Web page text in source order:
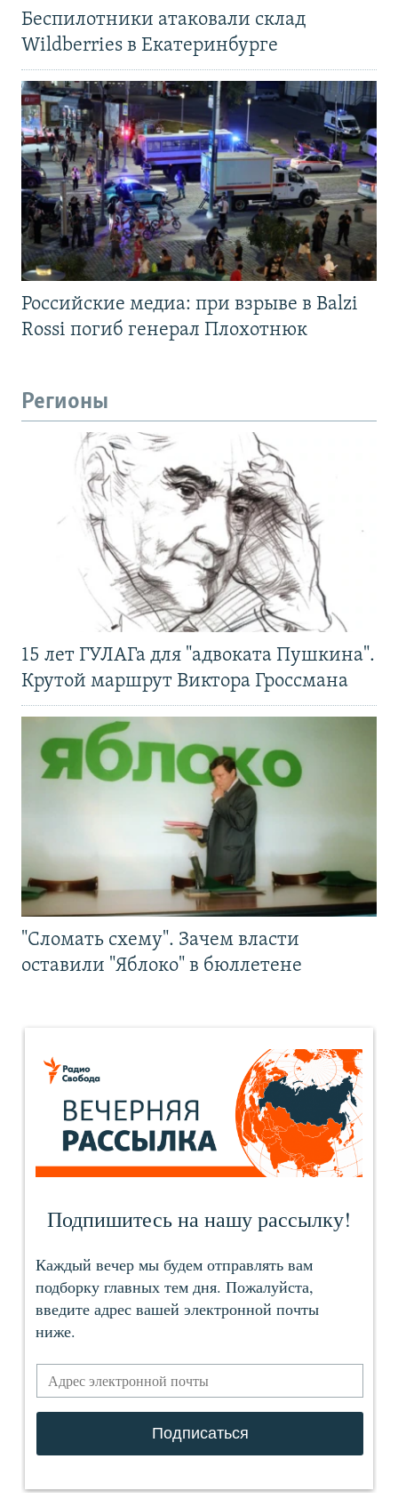
Беспилотники атаковали склад
Wildberries в Екатеринбурге
Российские медиа: при взрыве в Balzi
Rossi погиб генерал Плохотнюк
Регионы
15 лет ГУЛАГа для "адвоката Пушкина".
Крутой маршрут Виктора Гроссмана
"Сломать схему". Зачем власти
оставили "Яблоко" в бюллетене